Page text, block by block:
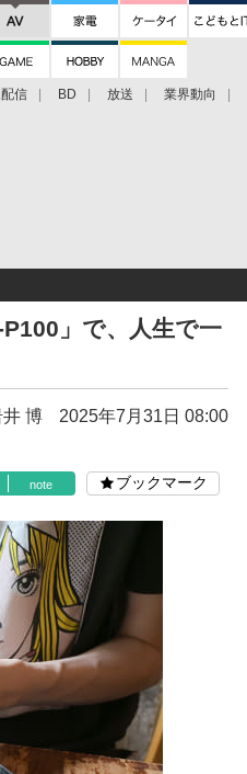
信 BD 放送 業界動向
」で、人生で一
博 2025年7月31日 08:00
note ブックマーク